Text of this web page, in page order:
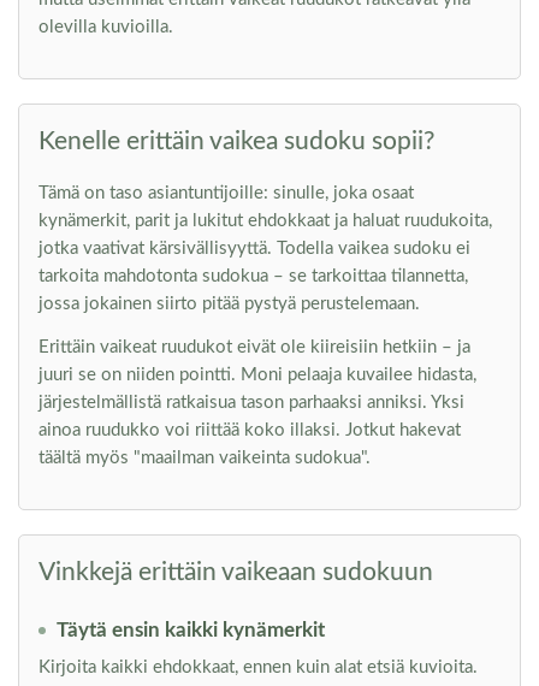
olevilla kuvioilla.
Kenelle erittäin vaikea sudoku sopii?
Tämä on taso asiantuntijoille: sinulle, joka osaat
kynämerkit, parit ja lukitut ehdokkaat ja haluat ruudukoita,
jotka vaativat kärsivällisyyttä. Todella vaikea sudoku ei
tarkoita mahdotonta sudokua – se tarkoittaa tilannetta,
jossa jokainen siirto pitää pystyä perustelemaan.
Erittäin vaikeat ruudukot eivät ole kiireisiin hetkiin – ja
juuri se on niiden pointti. Moni pelaaja kuvailee hidasta,
järjestelmällistä ratkaisua tason parhaaksi anniksi. Yksi
ainoa ruudukko voi riittää koko illaksi. Jotkut hakevat
täältä myös "maailman vaikeinta sudokua".
Vinkkejä erittäin vaikeaan sudokuun
Täytä ensin kaikki kynämerkit
Kirjoita kaikki ehdokkaat, ennen kuin alat etsiä kuvioita.